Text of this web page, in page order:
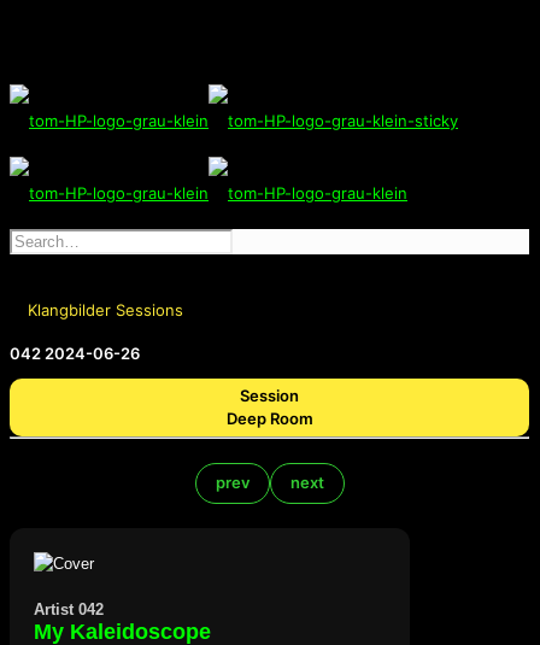
Klangbilder Sessions
042 2024-06-26
Session
Deep Room
prev next
Artist 042
My Kaleidoscope